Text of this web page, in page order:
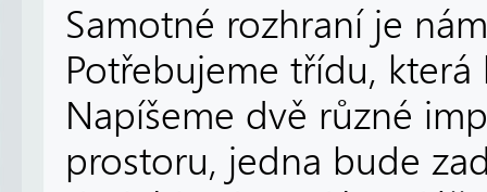
Samotné rozhraní je
Potřebujeme třídu,
Napíšeme dvě různé
prostoru, jedna bude